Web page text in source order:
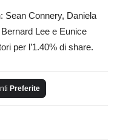
Sean Connery, Daniela
Lee e Eunice
per l’1.40% di share.
Preferite